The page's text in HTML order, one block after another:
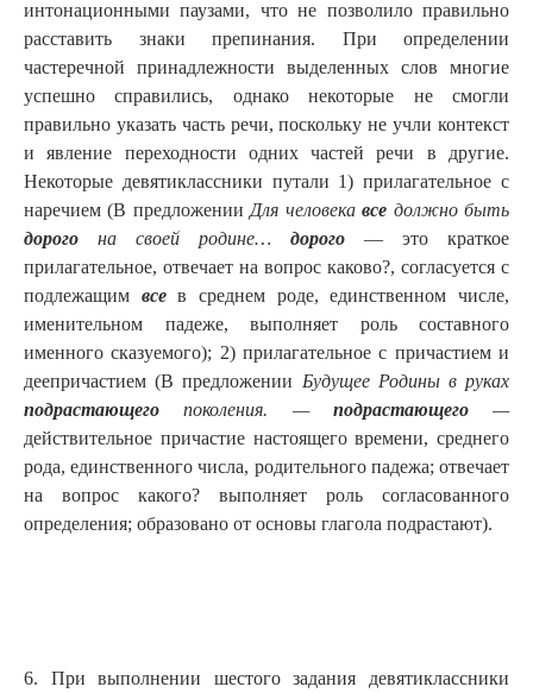
интонационными паузами, что не позволило правильно
расставить знаки препинания. При определении
частеречной принадлежности выделенных слов многие
успешно справились, однако некоторые не смогли
правильно указать часть речи, поскольку не учли контекст
и явление переходности одних частей речи в другие.
Некоторые девятиклассники путали 1) прилагательное с
наречием (В предложении Для человекавсе должно быть
дорого на своей родине… дорого — это краткое
прилагательное, отвечает на вопрос каково?, согласуется с
подлежащим всев среднем роде, единственном числе,
именительном падеже, выполняет роль составного
именного сказуемого); 2) прилагательное с причастием и
деепричастием (В предложении Будущее Родины в руках
подрастающегопоколения. — подрастающего—
действительное причастие настоящего времени, среднего
рода, единственного числа, родительного падежа; отвечает
на вопрос какого? выполняет роль согласованного
определения; образовано от основы глагола подрастают).
6. При выполнении шестого задания девятиклассники